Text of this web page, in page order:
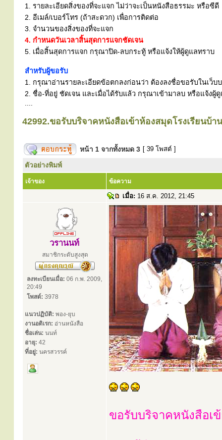
1. รายละเอียดสิ่งของที่จะแจก ไม่ว่าจะเป็นหนังสือธรรมะ หรือซีดี
2. อีเมล์/เบอร์โทร (ถ้าสะดวก) เพื่อการติดต่อ
3. จำนวนของสิ่งของที่จะแจก
4. กำหนดวันเวลาสิ้นสุดการแจกชัดเจน
5. เมื่อสิ้นสุดการแจก กรุณาปิด-ลบกระทู้ หรือแจ้งให้ผู้ดูแลทราบ
สำหรับผู้ขอรับ
1. กรุณาอ่านรายละเอียดข้อตกลงก่อนว่า ต้องลงชื่อขอรับในเว็บ
2. ชื่อ-ที่อยู่ ชัดเจน และเมื่อได้รับแล้ว กรุณาเข้ามาลบ หรือแจ้ง
42992.ขอรับบริจาคหนังสือเข้าห้องสมุดโรงเรียนบ้า
หน้า 1 จากทั้งหมด 3 [ 39 โพสต์ ]
ตัวอย่างพิมพ์
เจ้าของ ข้อความ
เมื่อ: 16 ส.ค. 2012, 21:45
วรานนท์
สมาชิกระดับสูงสุด
ลงทะเบียนเมื่อ: 06 ก.พ. 2009,
20:49
โพสต์: 3978
แนวปฏิบัติ: พอง-ยุบ
งานอดิเรก: อ่านหนังสือ
ชื่อเล่น: นนท์
อายุ: 42
ที่อยู่: นครสวรรค์
ขอรับบริจาคหนังสือเ